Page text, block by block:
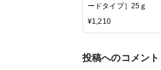
ードタイプ］25ｇ
¥1,210
投稿へのコメント